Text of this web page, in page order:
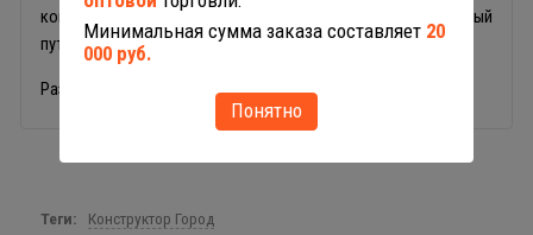
комбинировать с другими наборами из серии Юный
путешественник.
Размер игрушки: 12 х 6 х 9,5 см.
Теги: Конструктор Город
Минимальная сумма заказа составляет 20
000 руб.
Понятно